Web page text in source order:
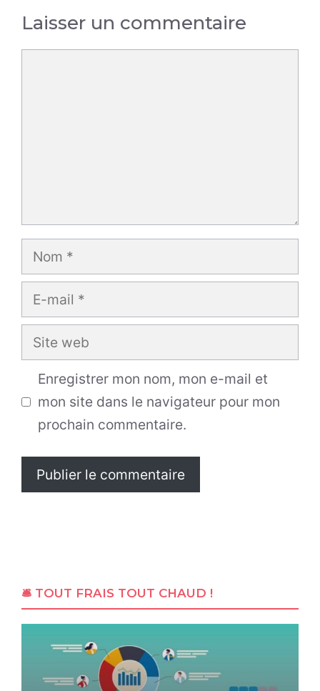
Laisser un commentaire
Nom
E-
mail
Site
web
Enregistrer mon nom, mon e-mail et
mon site dans le navigateur pour mon
prochain commentaire.
🛎 TOUT FRAIS TOUT CHAUD !